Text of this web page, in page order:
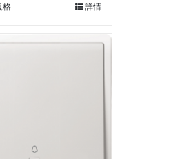
格 詳情